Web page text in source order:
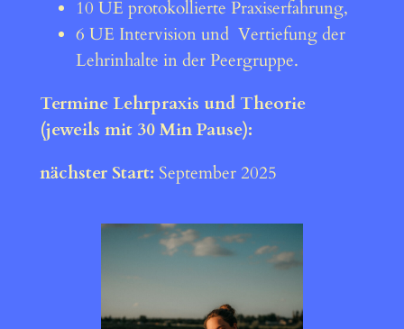
10 UE protokollierte Praxiserfahrung,
6 UE Intervision und Vertiefung der
Lehrinhalte in der Peergruppe.
Termine Lehrpraxis und Theorie
(jeweils mit 30 Min Pause):
nächster Start: September 2025